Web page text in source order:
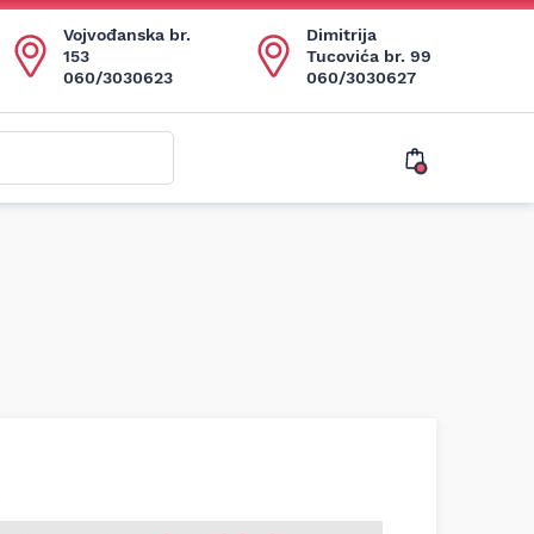
Vojvođanska br.
153
060/3030623
Dimitrija
Tucovića br. 99
060/3030627